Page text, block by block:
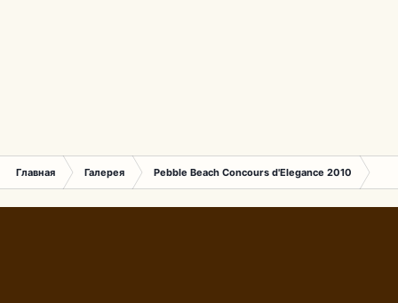
Главная Галерея Pebble Beach Concours d'Elegance 2010